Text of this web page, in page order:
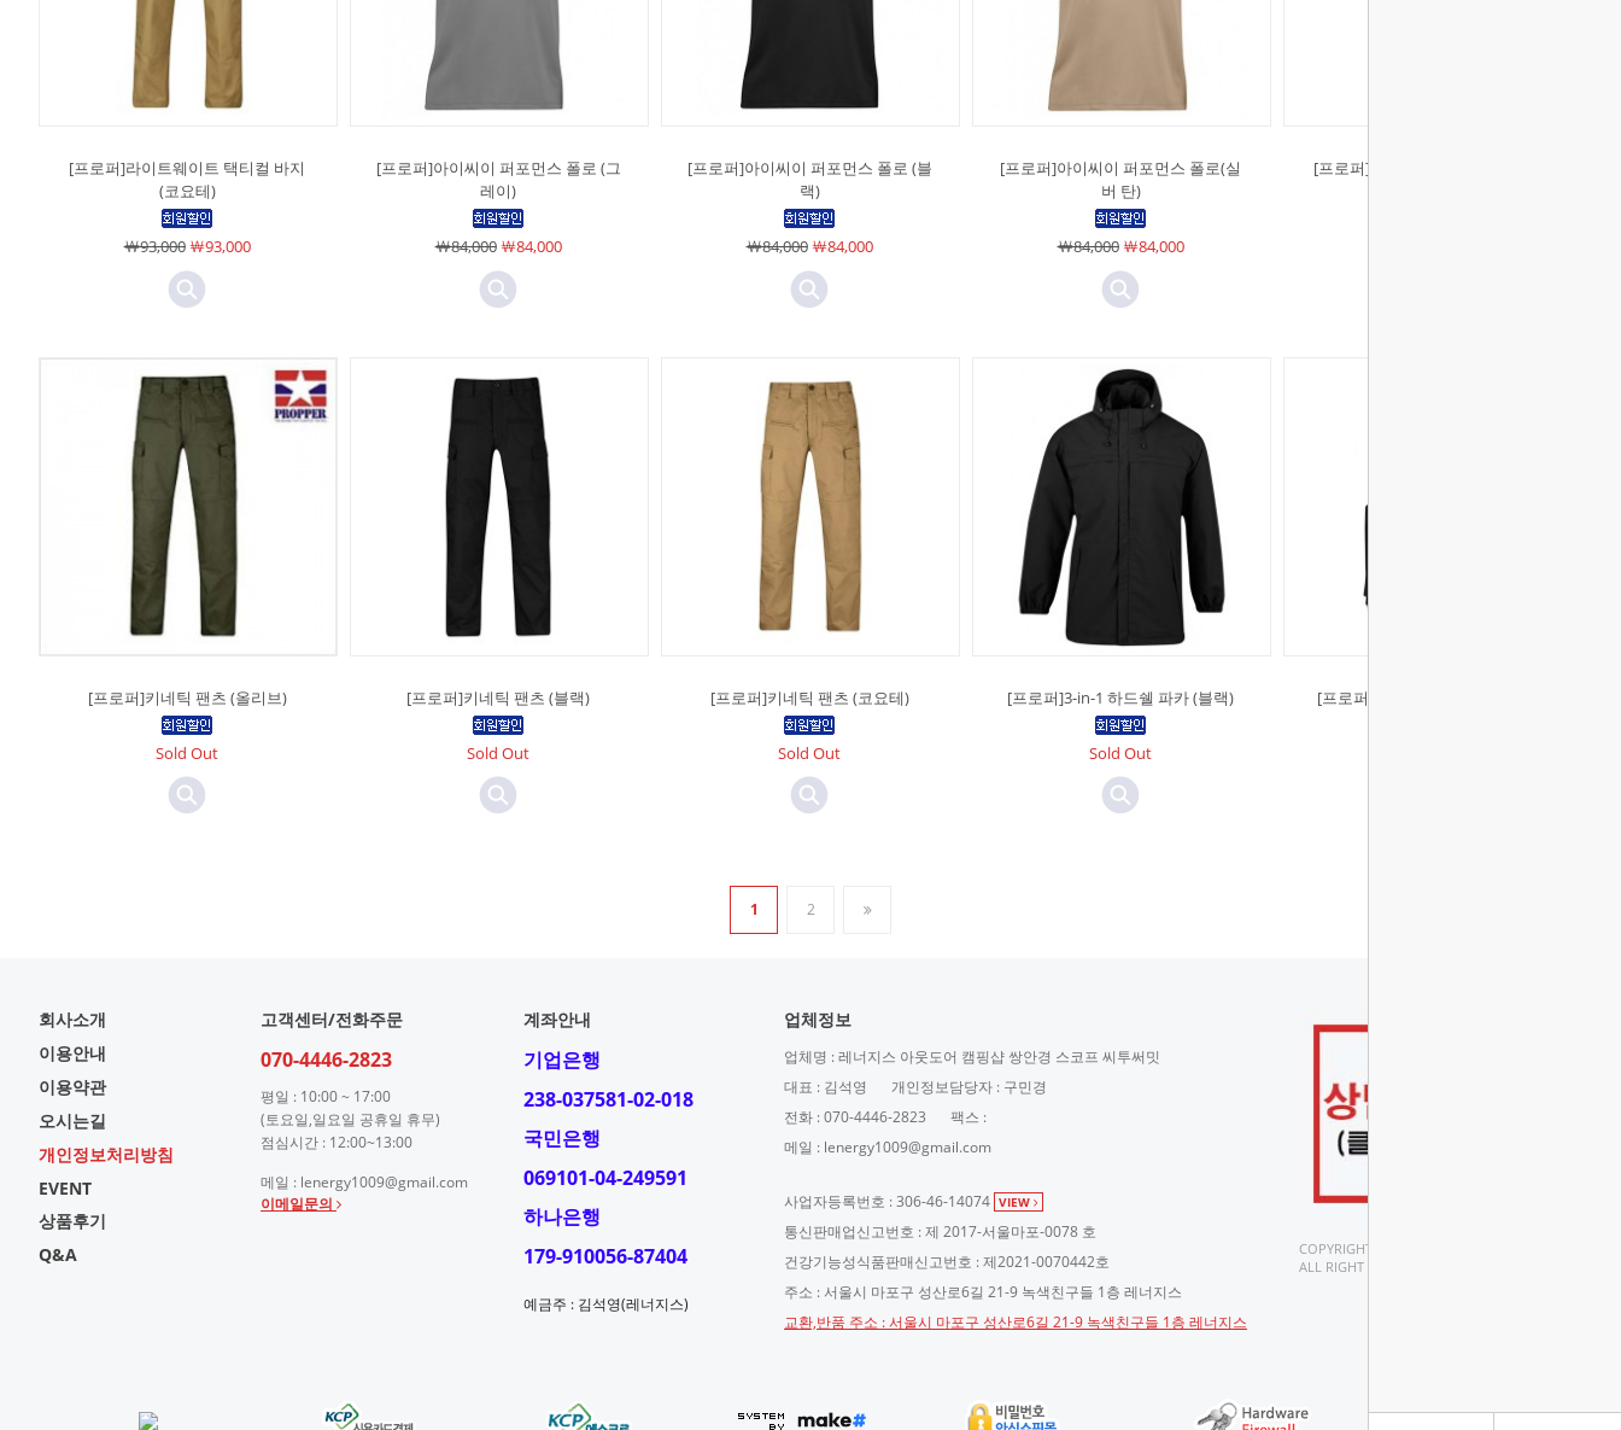
[프로퍼]라이트웨이트 택티컬 바지
(코요테)
￦93,000￦93,000
[프로퍼]아이씨이 퍼포먼스 폴로 (그
레이)
￦84,000￦84,000
[프로퍼]아이씨이 퍼포먼스 폴로 (블
랙)
￦84,000￦84,000
[프로퍼]아이씨이 퍼포먼스 폴로(실
버 탄)
￦84,000￦84,000
[프로퍼]라이트웨이트 택티컬 반팔
[프로퍼]키네틱 팬츠 (올리브)
Sold Out
[프로퍼]키네틱 팬츠 (블랙)
Sold Out
[프로퍼]키네틱 팬츠 (코요테)
Sold Out
[프로퍼]3-in-1 하드쉘 파카 (블랙)
Sold Out
[프로퍼]택티컬 립스탑 베스트 (블
1 2
회사소개
이용안내
이용약관
오시는길
개인정보처리방침
EVENT
상품후기
Q&A
고객센터/전화주문
070-4446-2823
평일 : 10:00 ~ 17:00
(토요일,일요일 공휴일 휴무)
점심시간 : 12:00~13:00
메일 : lenergy1009@gmail.com
이메일문의
계좌안내
기업은행
238-037581-02-018
국민은행
069101-04-249591
하나은행
179-910056-87404
예금주 : 김석영(레너지스)
업체정보
업체명 : 레너지스 아웃도어 캠핑샵 쌍안경 스코프 씨투써밋
대표 : 김석영
개인정보담당자 : 구민경
전화 : 070-4446-2823
팩스 :
메일 : lenergy1009@gmail.com
사업자등록번호 : 306-46-14074 VIEW
통신판매업신고번호 : 제 2017-서울마포-0078 호
건강기능성식품판매신고번호 : 제2021-0070442호
주소 : 서울시 마포구 성산로6길 21-9 녹색친구들 1층 레너지스
교환,반품 주소 : 서울시 마포구 성산로6길 21-9 녹색친구들 1층 레너지스
COPYRIGHT(C).
ALL RIGHT RESERVED.